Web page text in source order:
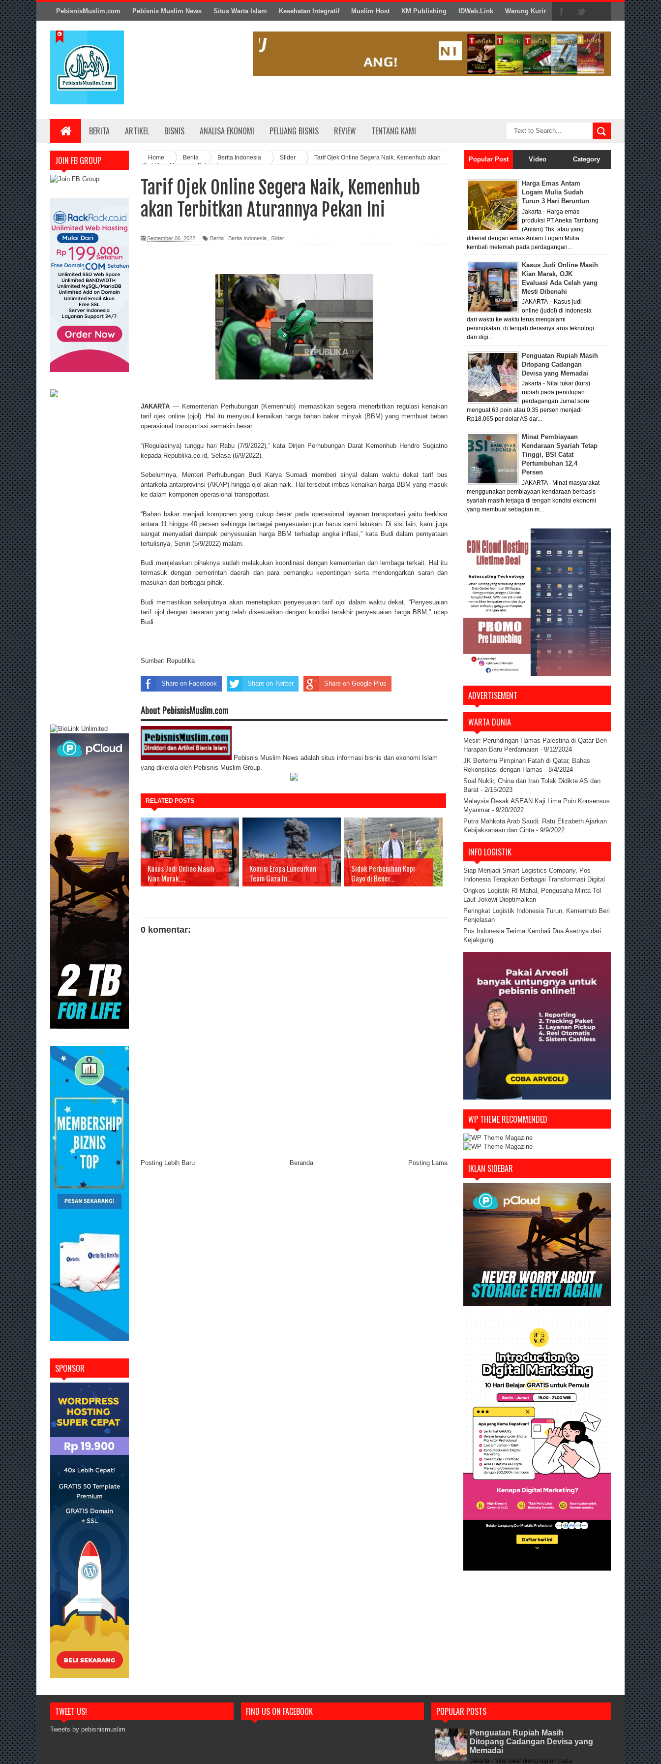
PebisnisMuslim.com Pebisnis Muslim News Situs Warta Islam Kesehatan Integratif Muslim Host KM Publishing IDWeb.Link Warung Kurir
BERITA ARTIKEL BISNIS ANALISA EKONOMI PELUANG BISNIS REVIEW TENTANG KAMI
JOIN FB GROUP
SPONSOR
Home Berita Berita Indonesia Slider
Tarif Ojek Online Segera Naik, Kemenhub akan
Terbitkan Aturannya Pekan Ini
Tarif Ojek Online Segera Naik, Kemenhub
akan Terbitkan Aturannya Pekan Ini
September 06, 2022 Berita Berita Indonesia Slider
JAKARTA — Kementerian Perhubungan (Kemenhub) memastikan segera menerbitkan regulasi kenaikan
tarif ojek online (ojol). Hal itu menyusul kenaikan harga bahan bakar minyak (BBM) yang membuat beban
operasional transportasi semakin besar.
“(Regulasinya) tunggu hari Rabu (7/9/2022),” kata Dirjen Perhubungan Darat Kemenhub Hendro Sugiatno
kepada Republika.co.id, Selasa (6/9/2022).
Sebelumnya, Menteri Perhubungan Budi Karya Sumadi memberi sinyal dalam waktu dekat tarif bus
antarkota antarprovinsi (AKAP) hingga ojol akan naik. Hal tersebut imbas kenaikan harga BBM yang masuk
ke dalam komponen operasional transportasi.
“Bahan bakar menjadi komponen yang cukup besar pada operasional layanan transportasi yaitu berkisar
antara 11 hingga 40 persen sehingga berbagai penyesuaian pun harus kami lakukan. Di sisi lain, kami juga
sangat menyadari dampak penyesuaian harga BBM terhadap angka inflasi,” kata Budi dalam pernyataan
tertulisnya, Senin (5/9/2022) malam.
Budi menjelaskan pihaknya sudah melakukan koordinasi dengan kementerian dan lembaga terkait. Hal itu
termasuk dengan pemerintah daerah dan para pemangku kepentingan serta mendengarkan saran dan
masukan dari berbagai pihak.
Budi memastikan selanjutnya akan menetapkan penyesuaian tarif ojol dalam waktu dekat. “Penyesuaian
tarif ojol dengan besaran yang telah disesuaikan dengan kondisi terakhir penyesuaian harga BBM,” ucap
Budi.
Sumber: Republika
Share on Facebook Share on Twitter Share on Google Plus
About PebisnisMuslim.com
Pebisnis Muslim News adalah situs informasi bisnis dan ekonomi Islam
yang dikelola oleh Pebisnis Muslim Group.
RELATED POSTS
Kasus Judi Online Masih
Kian Marak,...
Komisi Eropa Luncurkan
Team Gaza In...
Sidak Perbenihan Kopi
Gayo di Bener...
0 komentar:
Posting Lebih Baru Posting Lama
Beranda
Popular Post Video Category
Harga Emas Antam
Logam Mulia Sudah
Turun 3 Hari Beruntun
Jakarta - Harga emas
produksi PT Aneka Tambang
(Antam) Tbk. atau yang
dikenal dengan emas Antam Logam Mulia
kembali melemah pada perdagangan...
Kasus Judi Online Masih
Kian Marak, OJK
Evaluasi Ada Celah yang
Mesti Dibenahi
JAKARTA – Kasus judi
online (judol) di Indonesia
dari waktu ke waktu terus mengalami
peningkatan, di tengah derasnya arus teknologi
dan digi...
Penguatan Rupiah Masih
Ditopang Cadangan
Devisa yang Memadai
Jakarta - Nilai tukar (kurs)
rupiah pada penutupan
perdagangan Jumat sore
menguat 63 poin atau 0,35 persen menjadi
Rp18.065 per dolar AS dar...
Minat Pembiayaan
Kendaraan Syariah Tetap
Tinggi, BSI Catat
Pertumbuhan 12,4
Persen
JAKARTA - Minat masyarakat
menggunakan pembiayaan kendaraan berbasis
syariah masih terjaga di tengah kondisi ekonomi
yang membuat sebagian m...
ADVERTISEMENT
WARTA DUNIA
Mesir: Perundingan Hamas Palestina di Qatar Beri
Harapan Baru Perdamaian - 9/12/2024
JK Bertemu Pimpinan Fatah di Qatar, Bahas
Rekonsiliasi dengan Hamas - 8/4/2024
Soal Nuklir, China dan Iran Tolak Didikte AS dan
Barat - 2/15/2023
Malaysia Desak ASEAN Kaji Lima Poin Konsensus
Myanmar - 9/20/2022
Putra Mahkota Arab Saudi: Ratu Elizabeth Ajarkan
Kebijaksanaan dan Cinta - 9/9/2022
INFO LOGISTIK
Siap Menjadi Smart Logistics Company, Pos
Indonesia Terapkan Berbagai Transformasi Digital
Ongkos Logistik RI Mahal, Pengusaha Minta Tol
Laut Jokowi Dioptimalkan
Peringkat Logistik Indonesia Turun, Kemenhub Beri
Penjelasan
Pos Indonesia Terima Kembali Dua Asetnya dari
Kejakgung
WP THEME RECOMMENDED
IKLAN SIDEBAR
TWEET US!
Tweets by pebisnismuslim
FIND US ON FACEBOOK POPULAR POSTS
Penguatan Rupiah Masih
Ditopang Cadangan Devisa yang
Memadai
Jakarta - Nilai tukar (kurs) rupiah pada